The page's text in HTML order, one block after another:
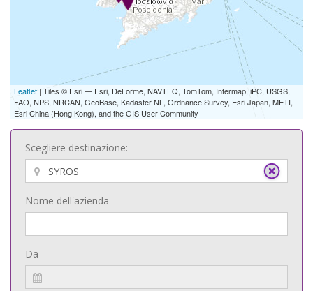
Leaflet | Tiles © Esri — Esri, DeLorme, NAVTEQ, TomTom, Intermap, iPC, USGS,
FAO, NPS, NRCAN, GeoBase, Kadaster NL, Ordnance Survey, Esri Japan, METI,
Esri China (Hong Kong), and the GIS User Community
Scegliere destinazione:
Nome dell'azienda
Da